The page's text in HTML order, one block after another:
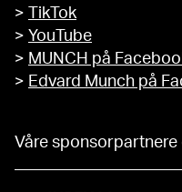
>
TikTok
> YouTube
> MUNCH på
> Edvard Munch på
Våre